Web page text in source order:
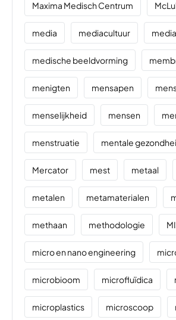
Maxima Medisch Centrum
media mediacultuur
medische beeldvorming
menigten mensapen
menselijkheid mensen
menstruatie mentale
Mercator mest metaal
metalen metamaterialen
methaan methodologie
micro en nano engineering
microbioom microfluïdica
microplastics microscoop